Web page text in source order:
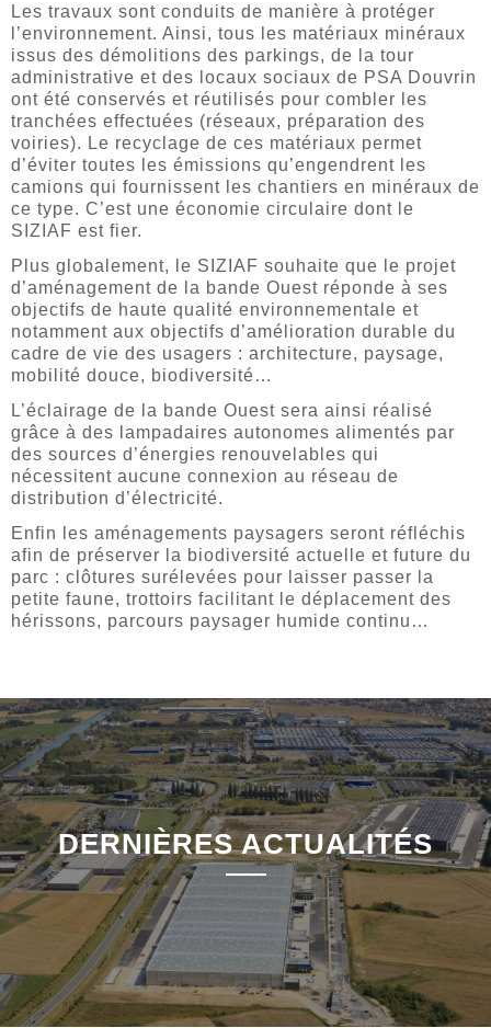
Les travaux sont conduits de manière à protéger
l’environnement. Ainsi, tous les matériaux minéraux
issus des démolitions des parkings, de la tour
administrative et des locaux sociaux de PSA Douvrin
ont été conservés et réutilisés pour combler les
tranchées effectuées (réseaux, préparation des
voiries). Le recyclage de ces matériaux permet
d’éviter toutes les émissions qu’engendrent les
camions qui fournissent les chantiers en minéraux de
ce type. C’est une économie circulaire dont le
SIZIAF est fier.
Plus globalement, le SIZIAF souhaite que le projet
d’aménagement de la bande Ouest réponde à ses
objectifs de haute qualité environnementale et
notamment aux objectifs d’amélioration durable du
cadre de vie des usagers : architecture, paysage,
mobilité douce, biodiversité…
L’éclairage de la bande Ouest sera ainsi réalisé
grâce à des lampadaires autonomes alimentés par
des sources d’énergies renouvelables qui
nécessitent aucune connexion au réseau de
distribution d’électricité.
Enfin les aménagements paysagers seront réfléchis
afin de préserver la biodiversité actuelle et future du
parc : clôtures surélevées pour laisser passer la
petite faune, trottoirs facilitant le déplacement des
hérissons, parcours paysager humide continu…
DERNIÈRES ACTUALITÉS